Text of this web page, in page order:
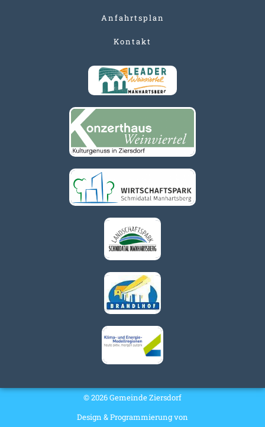
Anfahrtsplan
Kontakt
© 2026 Gemeinde Ziersdorf
Design & Programmierung von